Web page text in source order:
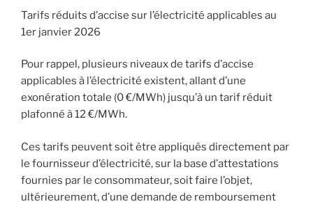
Tarifs réduits d’accise sur l’électricité applicables au
1er janvier 2026
Pour rappel, plusieurs niveaux de tarifs d’accise
applicables à l’électricité existent, allant d’une
exonération totale (0 €/MWh) jusqu’à un tarif réduit
plafonné à 12 €/MWh.
Ces tarifs peuvent soit être appliqués directement par
le fournisseur d’électricité, sur la base d’attestations
fournies par le consommateur, soit faire l’objet,
ultérieurement, d’une demande de remboursement